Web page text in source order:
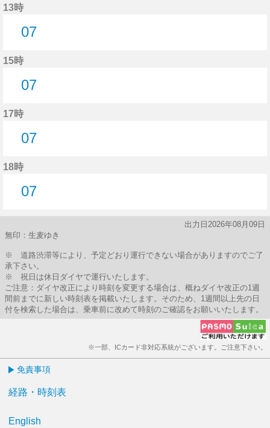
13時
07
15時
07
17時
07
18時
07
出力日2026年08月09日
無印：生麦ゆき
※ 道路渋滞等により、予定どおり運行できない場合がありますのでご了
承下さい。
※ 祝日は休日ダイヤで運行いたします。
ご注意：ダイヤ改正により時刻を変更する場合は、概ねダイヤ改正の1週
間前までに新しい時刻表を掲載いたします。そのため、1週間以上先の日
付を検索した場合は、乗車前に改めて時刻のご確認をお願いいたします。
※一部、ICカード非対応系統がございます。ご注意下さい。
免責事項
経路・時刻表
English